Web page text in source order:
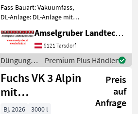
Fass-Bauart: Vakuumfass,
DL-Anlage: DL-Anlage mit
Massivität und
Langlebigkeit unschlagbar!
(Stärkste Materialstärken +
Beste Materialen und
Amselgruber Landtechnik GmbH
5121 Tarsdorf
Düngung
und
Beregnung
/ Fuchs
Premium Plus Händler
Fuchs VK 3 Alpin
mit
Hochdruckverteiler
Preis
auf
Anfrage
Bj. 2026
3000 l